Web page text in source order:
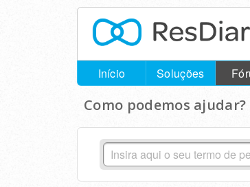
Início Soluções
Como podemos ajudar?